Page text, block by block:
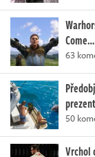
Come…
63
50
Vrchol